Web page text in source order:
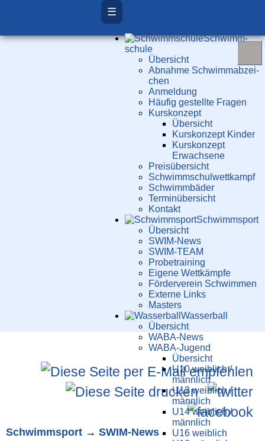
☰
Schwimm­
schule
Übersicht
Ab­nah­me Schwimm­ab­zei­
chen
Anmeldung
Häufig gestellte Fragen
Kurs­konzept
Übersicht
Kurskonzept Kinder
Kurskonzept
Erwachsene
Preis­über­sicht
Schwimm­schul­wett­kampf
Schwimm­bäder
Terminübersicht
Kontakt
Schwimm­sport
Übersicht
SWIM-News
SWIM-TEAM
Probe­training
Eigene Wettkämpfe
Förderverein Schwimmen
Externe Links
Masters
Wasser­ball
Übersicht
WABA-News
WABA-Jugend
Übersicht
U10 weiblich /
männlich
U12 weiblich /
männlich
U14 weiblich /
männlich
U16 weiblich
Schwimm­sport → SWIM-News